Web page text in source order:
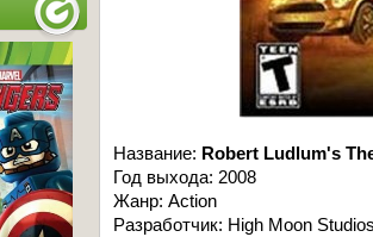
Название: Robert Ludlum's
Год выхода: 2008
Жанр: Action
Разработчик: High Moon